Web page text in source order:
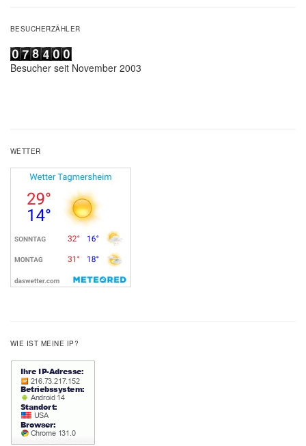
BESUCHERZÄHLER
Besucher seit November 2003
WETTER
WIE IST MEINE IP?